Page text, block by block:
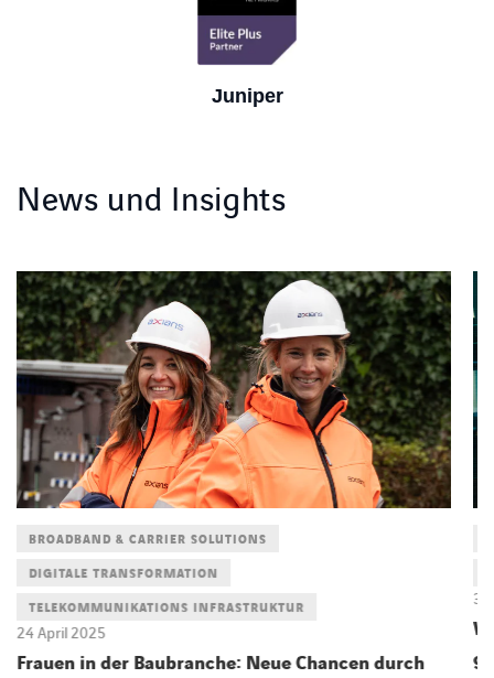
Juniper
News und Insights
24 April 2025
BROADBAND & CARRIER SOLUTIONS
DIGITALE TRANSFORMATION
TELEKOMMUNIKATIONS INFRASTRUKTUR
Frauen in der Baubranche: Neue Chancen durch